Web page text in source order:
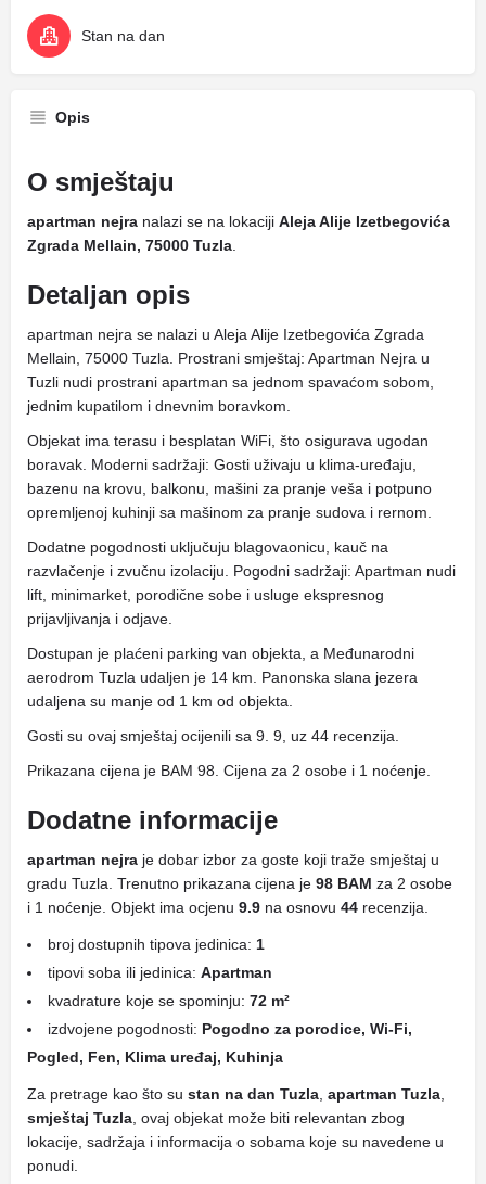
Stan na dan
Opis
O smještaju
apartman nejra nalazi se na lokaciji Aleja Alije Izetbegovića
Zgrada Mellain, 75000 Tuzla
Detaljan opis
apartman nejra se nalazi u Aleja Alije Izetbegovića Zgrada
Mellain, 75000 Tuzla. Prostrani smještaj: Apartman Nejra u
Tuzli nudi prostrani apartman sa jednom spavaćom sobom,
jednim kupatilom i dnevnim boravkom.
Objekat ima terasu i besplatan WiFi, što osigurava ugodan
boravak. Moderni sadržaji: Gosti uživaju u klima-uređaju,
bazenu na krovu, balkonu, mašini za pranje veša i potpuno
opremljenoj kuhinji sa mašinom za pranje sudova i rernom.
Dodatne pogodnosti uključuju blagovaonicu, kauč na
razvlačenje i zvučnu izolaciju. Pogodni sadržaji: Apartman nudi
lift, minimarket, porodične sobe i usluge ekspresnog
prijavljivanja i odjave.
Dostupan je plaćeni parking van objekta, a Međunarodni
aerodrom Tuzla udaljen je 14 km. Panonska slana jezera
udaljena su manje od 1 km od objekta.
Gosti su ovaj smještaj ocijenili sa 9. 9, uz 44 recenzija.
Prikazana cijena je BAM 98. Cijena za 2 osobe i 1 noćenje.
Dodatne informacije
apartman nejra je dobar izbor za goste koji traže smještaj u
gradu Tuzla. Trenutno prikazana cijena je 98 BAM za 2 osobe
i 1 noćenje. Objekt ima ocjenu 9.9 na osnovu 44 recenzija.
broj dostupnih tipova jedinica: 1
tipovi soba ili jedinica: Apartman
kvadrature koje se spominju: 72 m²
izdvojene pogodnosti: Pogodno za porodice, Wi-Fi,
Pogled, Fen, Klima uređaj, Kuhinja
Za pretrage kao što su stan na dan Tuzla apartman Tuzla
smještaj Tuzla , ovaj objekat može biti relevantan zbog
lokacije, sadržaja i informacija o sobama koje su navedene u
ponudi.